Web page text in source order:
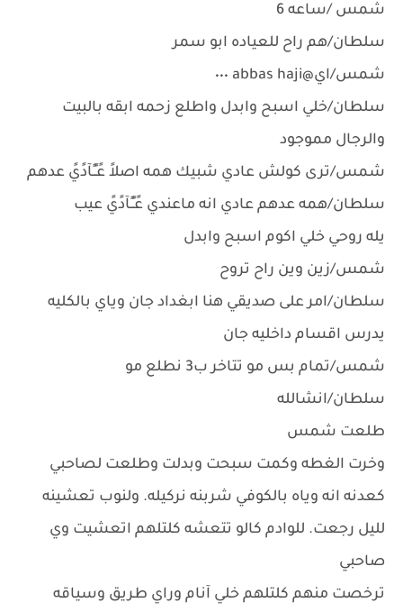
شمس /ساعه 6
سلطان/هم راح للعياده ابو سمر
شمس/اي@abbas haji ٠٠٠
سلطان/خلي اسبح وابدل واطلع زحمه ابقه بالبيت
والرجال مموجود
شمس/ترى كولش عادي شبيك همه اصلاً عًـًـًآدًيً عدهم
سلطان/همه عدهم عادي انه ماعندي عًـًـًآدًيً عيب
يله روحي خلي اكوم اسبح وابدل
شمس/زين وين راح تروح
سلطان/امر على صديقي هنا ابغداد جان وياي بالكليه
يدرس اقسام داخليه جان
شمس/تمام بس مو تتاخر ب3 نطلع مو
سلطان/انشالله
طلعت شمس
وخرت الغطه وكمت سبحت وبدلت وطلعت لصاحبي
كعدنه انه وياه بالكوفي شربنه نركيله. ولنوب تعشينه
لليل رجعت. للوادم كالو تتعشه كلتلهم اتعشيت وي
صاحبي
ترخصت منهم كلتلهم خلي آنام وراي طريق وسياقه